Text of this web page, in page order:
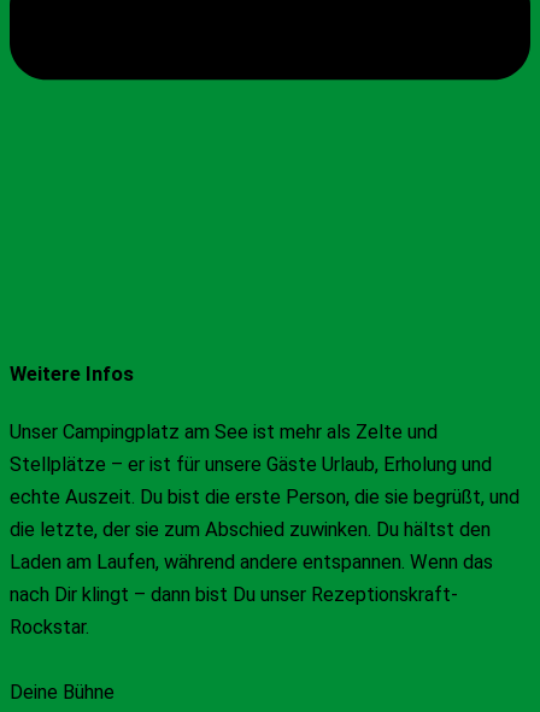
Weitere Infos
Unser Campingplatz am See ist mehr als Zelte und
Stellplätze – er ist für unsere Gäste Urlaub, Erholung und
echte Auszeit. Du bist die erste Person, die sie begrüßt, und
die letzte, der sie zum Abschied zuwinken. Du hältst den
Laden am Laufen, während andere entspannen. Wenn das
nach Dir klingt – dann bist Du unser Rezeptionskraft-
Rockstar.
Deine Bühne